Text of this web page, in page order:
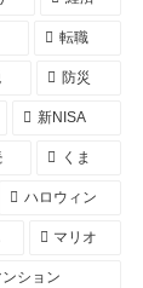
転職
防災
新NISA
くま
ハロウィン
マリオ
ンション